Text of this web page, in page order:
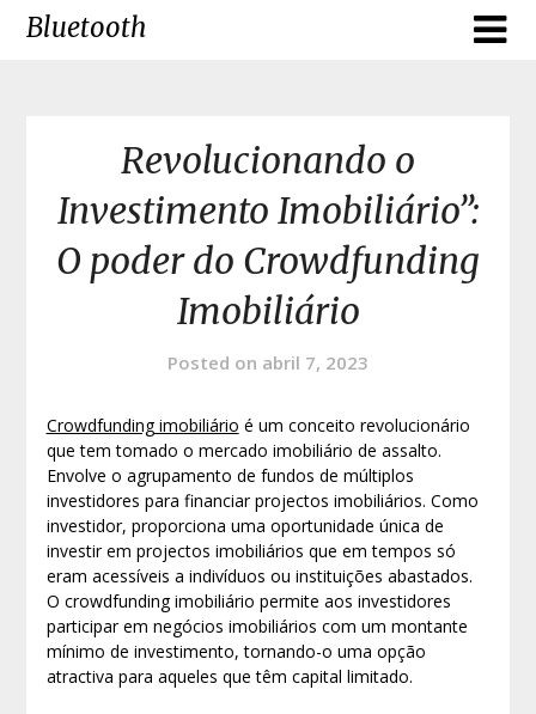
SkipBluetooth
Revolucionando o
Investimento Imobiliário”:
O poder do Crowdfunding
Imobiliário
Posted on abril 7, 2023
Crowdfunding imobiliário é um conceito revolucionário
que tem tomado o mercado imobiliário de assalto.
Envolve o agrupamento de fundos de múltiplos
investidores para financiar projectos imobiliários. Como
investidor, proporciona uma oportunidade única de
investir em projectos imobiliários que em tempos só
eram acessíveis a indivíduos ou instituições abastados.
O crowdfunding imobiliário permite aos investidores
participar em negócios imobiliários com um montante
mínimo de investimento, tornando-o uma opção
atractiva para aqueles que têm capital limitado.